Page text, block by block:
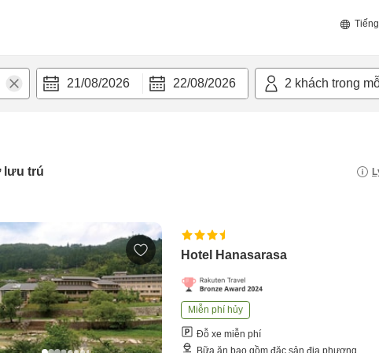
21/08/2026 22/08/2026 2 khách trong
lưu trú
Hotel Hanasarasa
Miễn phí hủy
Đỗ xe miễn phí
Bữa ăn bao gồm đặc sản địa phương